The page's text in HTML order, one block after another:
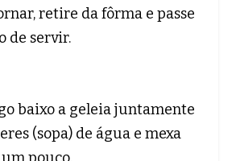
retire da fôrma e passe
de servir.
baixo a geleia juntamente
(sopa) de água e mexa